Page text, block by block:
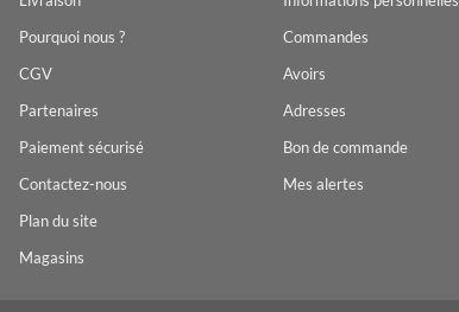
Pourquoi nous ?
CGV
Partenaires
Paiement sécurisé
Contactez-nous
Plan du site
Magasins
Commandes
Avoirs
Adresses
Bon de commande
Mes alertes